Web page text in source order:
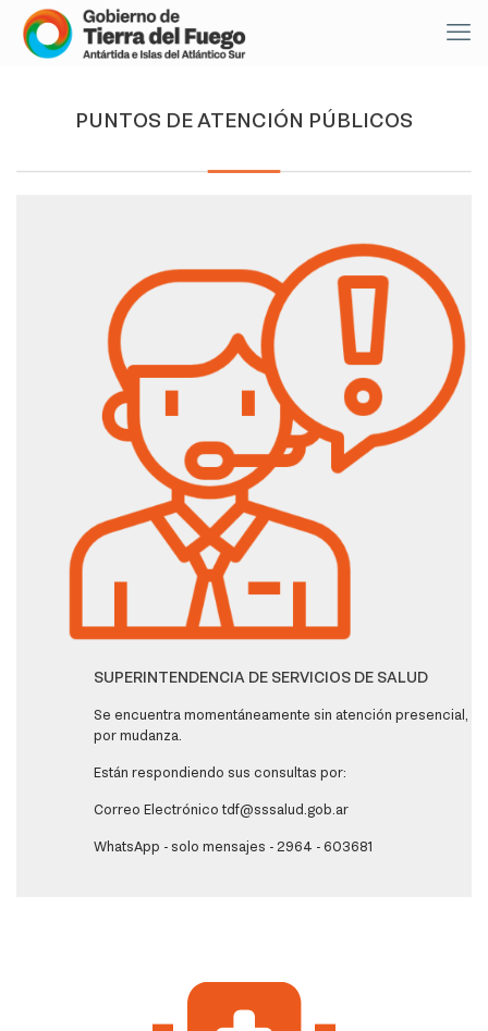
PUNTOS DE ATENCIÓN PÚBLICOS
SUPERINTENDENCIA DE SERVICIOS DE SALUD
Se encuentra momentáneamente sin atención presencial,
por mudanza.
Están respondiendo sus consultas por:
Correo Electrónico tdf@sssalud.gob.ar
WhatsApp - solo mensajes - 2964 - 603681